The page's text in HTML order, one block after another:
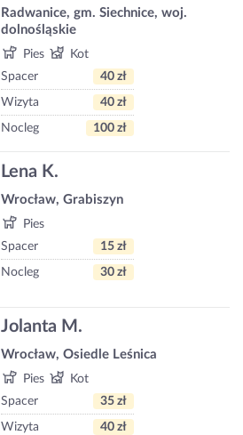
Radwanice, gm. Siechnice, woj.
dolnośląskie
Pies
Kot
Spacer
40 zł
Wizyta 40 zł
Nocleg 100 zł
Lena K.
Wrocław, Grabiszyn
Pies
Spacer
15 zł
Nocleg 30 zł
Jolanta M.
Wrocław, Osiedle Leśnica
Pies
Kot
Spacer
35 zł
Wizyta 40 zł